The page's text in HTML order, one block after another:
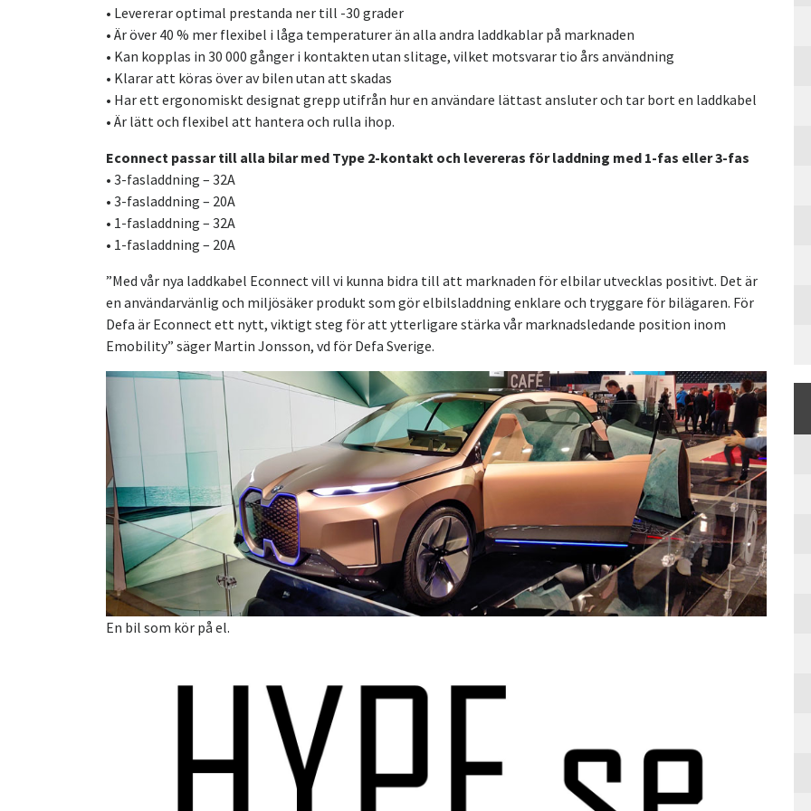
• Levererar optimal prestanda ner till -30 grader
• Är över 40 % mer flexibel i låga temperaturer än alla andra laddkablar på marknaden
• Kan kopplas in 30 000 gånger i kontakten utan slitage, vilket motsvarar tio års användning
• Klarar att köras över av bilen utan att skadas
• Har ett ergonomiskt designat grepp utifrån hur en användare lättast ansluter och tar bort en laddkabel
• Är lätt och flexibel att hantera och rulla ihop.
Econnect passar till alla bilar med Type 2-kontakt och levereras för laddning med 1-fas eller 3-fas
• 3-fasladdning – 32A
• 3-fasladdning – 20A
• 1-fasladdning – 32A
• 1-fasladdning – 20A
”Med vår nya laddkabel Econnect vill vi kunna bidra till att marknaden för elbilar utvecklas positivt. Det är
en användarvänlig och miljösäker produkt som gör elbilsladdning enklare och tryggare för bilägaren. För
Defa är Econnect ett nytt, viktigt steg för att ytterligare stärka vår marknadsledande position inom
Emobility” säger Martin Jonsson, vd för Defa Sverige.
En bil som kör på el.